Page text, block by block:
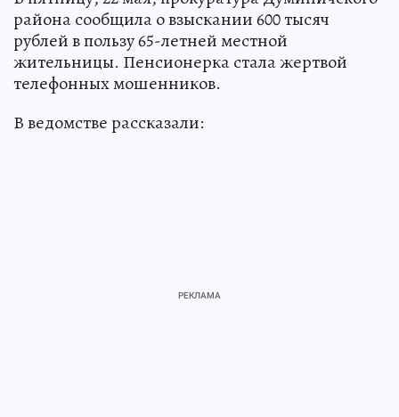
района сообщила о взыскании 600 тысяч
рублей в пользу 65-летней местной
жительницы. Пенсионерка стала жертвой
телефонных мошенников.
В ведомстве рассказали: